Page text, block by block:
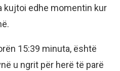
kujtoi edhe momentin kur
15:39 minuta, është
u ngrit për herë të parë